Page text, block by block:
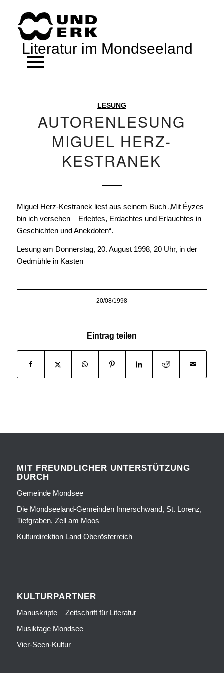
Literatur im Mondseeland
LESUNG
AUTORENLESUNG
MIGUEL HERZ-
KESTRANEK
Miguel Herz-Kestranek liest aus seinem Buch „Mit Éyzes
bin ich versehen – Erlebtes, Erdachtes und Erlauchtes in
Geschichten und Anekdoten“.
Lesung am Donnerstag, 20. August 1998, 20 Uhr, in der
Oedmühle in Kasten
20/08/1998
Eintrag teilen
MIT FREUNDLICHER UNTERSTÜTZUNG
DURCH
Gemeinde Mondsee
Die Mondseeland-Gemeinden Innerschwand, St. Lorenz,
Tiefgraben, Zell am Moos
Kulturdirektion Land Oberösterreich
KULTURPARTNER
Manuskripte – Zeitschrift für Literatur
Musiktage Mondsee
Vier-Seen-Kultur